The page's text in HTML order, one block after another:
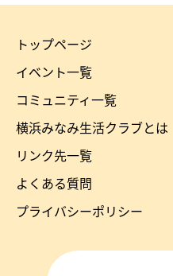
横
浜
み
な
み
生
活
トップページ
イベント一覧
コミュニティ一覧
横浜みなみ生活クラブとは
リンク先一覧
よくある質問
プライバシーポリシー